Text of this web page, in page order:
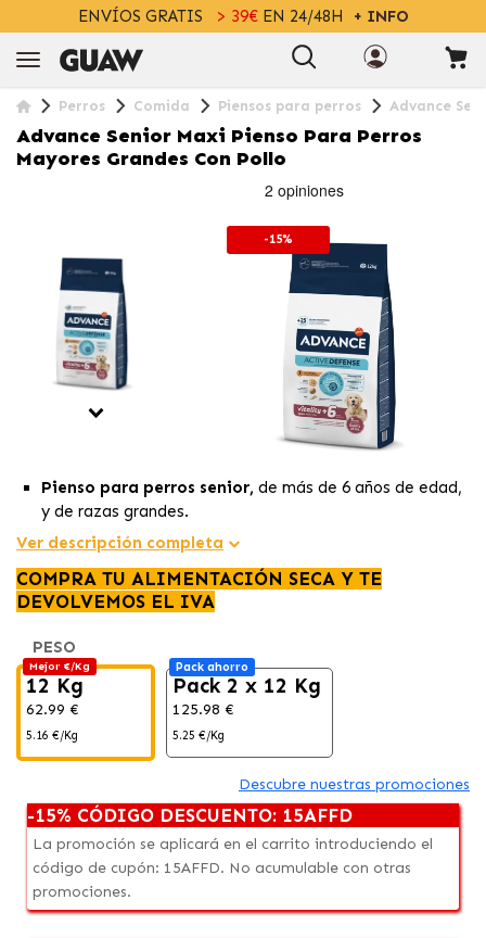
ENVÍOS GRATIS > 39€EN 24/48H + INFO
Perros Comida Piensos para perros Advance
Advance Senior Maxi Pienso Para Perros
Mayores Grandes Con Pollo
-15%
Pienso para perros senior, de más de 6 años de edad,
y de razas grandes.
Con una fórmulafácil de digerir
promueve una
absorción eficiente de nutrientes
asegurando unasalud digestiva óptima
y
minimizando molestias gastrointestinales
Lacroqueta está diseñada para adaptarse al
de los perros de tamaño grande, proporcionando una
experiencia alimentaria cómoda y facilitando la
masticación, especialmente
mayores con necesidades específicas.
Ver descripción completa
COMPRA TU ALIMENTACIÓN SECA Y TE
DEVOLVEMOS EL IVA
PESO
Mejor €/Kg
12 Kg
62.99 €
5.16 €/Kg
Pack ahorro
Pack 2 x 12 Kg
125.98 €
5.25 €/Kg
Descubre nuestras promociones
-15% CÓDIGO DESCUENTO: 15AFFD
La promoción se aplicará en el carrito introduciendo el
código de cupón: 15AFFD. No acumulable con otras
promociones.